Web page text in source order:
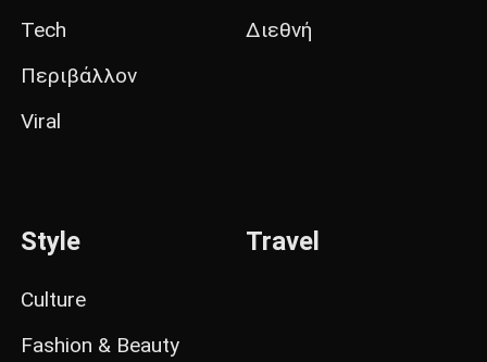
Tech
Περιβάλλον
Viral
Διεθνή
Style
Culture
Fashion & Beauty
Travel